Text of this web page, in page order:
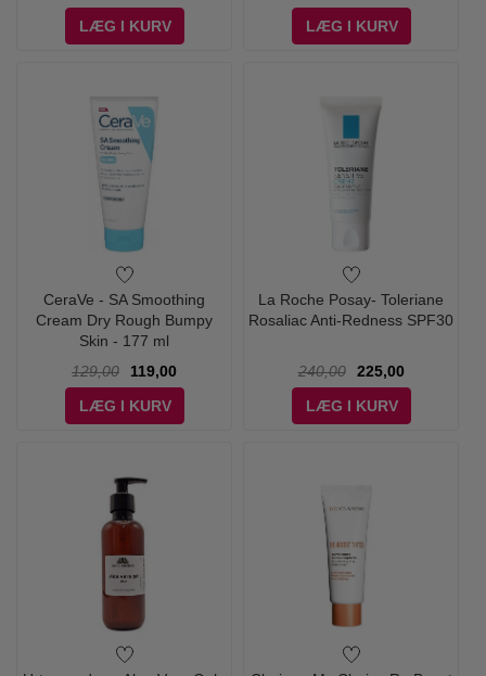
LÆG I KURV LÆG I KURV
CeraVe - SA Smoothing
Cream Dry Rough Bumpy
Skin - 177 ml
129,00
119,00
LÆG I KURV
La Roche Posay- Toleriane
Rosaliac Anti-Redness SPF30
240,00
225,00
LÆG I KURV